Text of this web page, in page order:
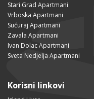
Stari Grad Apartmani
Vrboska Apartmani
Sućuraj Apartmani
Zavala Apartmani
Ivan Dolac Apartmani
Sveta Nedjelja Apartmani
Korisni linkovi